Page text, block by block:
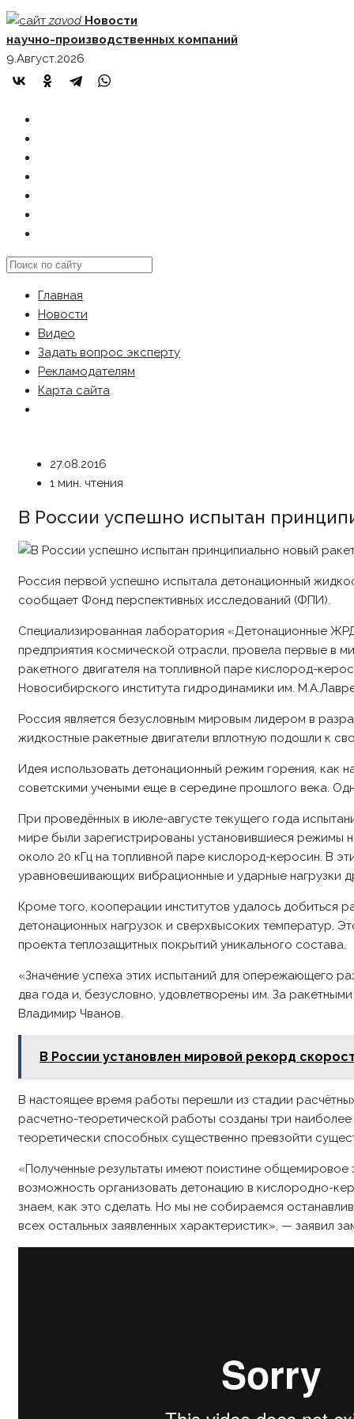
Skip
to
content
zavod Новости
научно-производственных компаний
9.Август.2026
Search
websiteГлавная
Новости
Видео
Задать вопрос эксперту
Рекламодателям
Карта сайта
27.08.2016
1 мин. чтения
В России успешно испытан
Россия первой успешно испытала детонационный
сообщает Фонд перспективных исследований (ФПИ).
Специализированная лаборатория «Детонационные
предприятия космической отрасли, провела первые в
ракетного двигателя на топливной паре кислород-
Новосибирского института гидродинамики им.
Россия является безусловным мировым лидером в
жидкостные ракетные двигатели вплотную подошли к
Идея использовать детонационный режим горения,
советскими учеными еще в середине прошлого века.
При проведённых в июле-августе текущего года
мире были зарегистрированы установившиеся режимы
около 20 кГц на топливной паре кислород-керосин. В
уравновешивающих вибрационные и ударные нагрузки
Кроме того, кооперации институтов удалось добиться
детонационных нагрузок и сверхвысоких температур.
проекта теплозащитных покрытий уникального состава.
«Значение успеха этих испытаний для опережающего
два года и, безусловно, удовлетворены им. За
Владимир Чванов.
В России установлен мировой рекорд
В настоящее время работы перешли из стадии
расчетно-теоретической работы созданы три
теоретически способных существенно превзойти
«Полученные результаты имеют поистине общемировое
возможность организовать детонацию в кислородно-
знаем, как это сделать. Но мы не собираемся
всех остальных заявленных характеристик», — заявил